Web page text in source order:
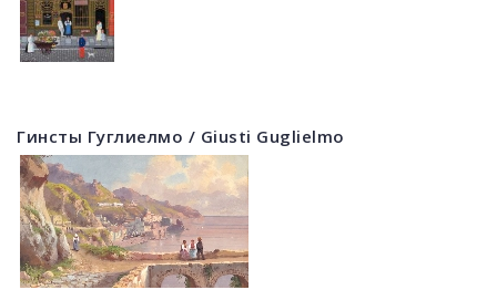
Гинсты Гуглиелмо / Giusti Guglielmo